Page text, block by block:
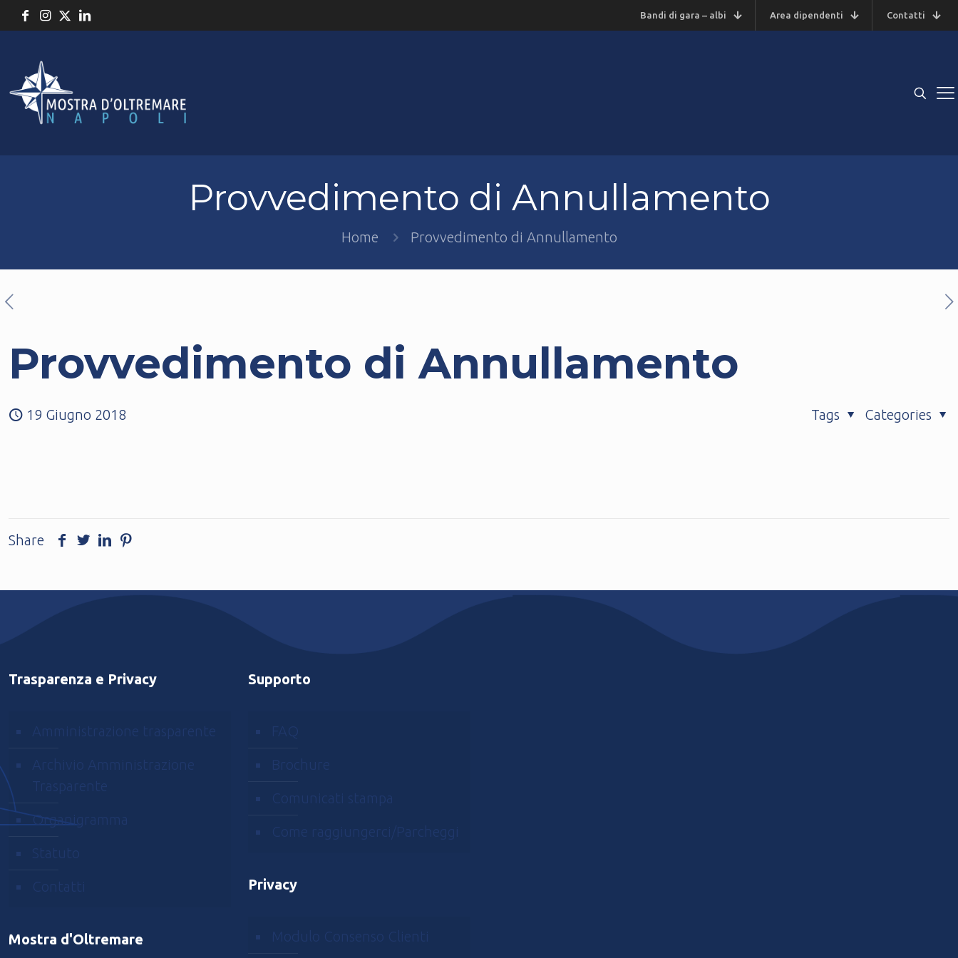
Bandi di gara – albi Area dipendenti Contatti
Provvedimento di Annullamento
Home Provvedimento di Annullamento
Provvedimento di Annullamento
19 Giugno 2018 Categories
Tags
Share
Trasparenza e Privacy
Amministrazione trasparente
Archivio Amministrazione
Trasparente
Organigramma
Statuto
Contatti
Mostra d'Oltremare
Supporto
FAQ
Brochure
Comunicati stampa
Come raggiungerci/Parcheggi
Privacy
Modulo Consenso Clienti